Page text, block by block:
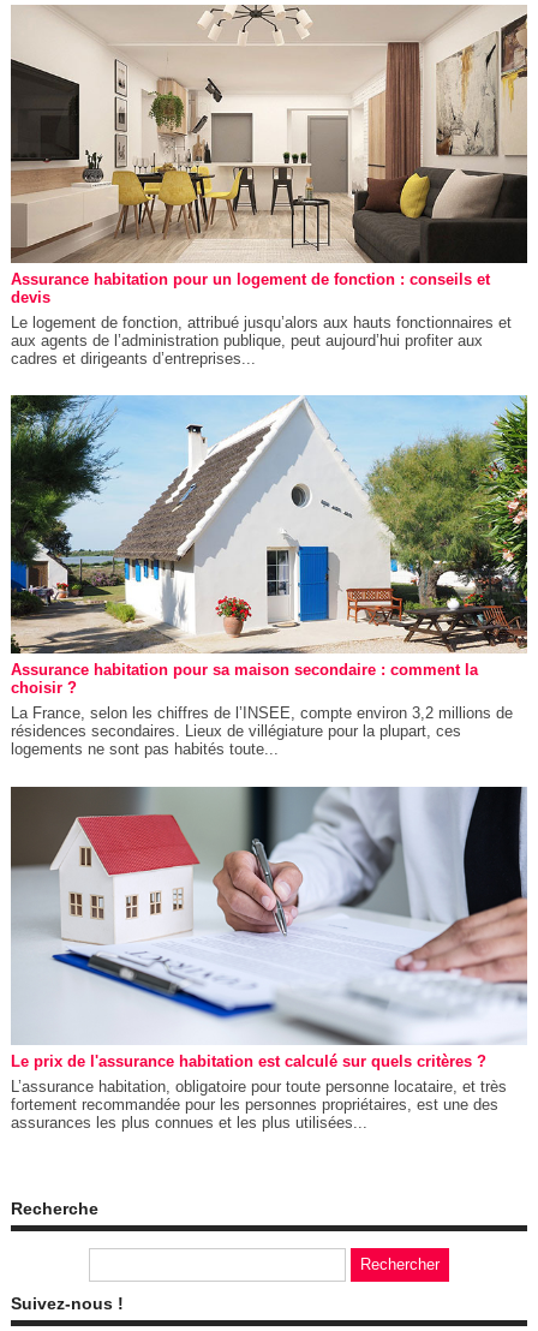
Assurance habitation pour un logement de fonction : conseils et
devis
Le logement de fonction, attribué jusqu’alors aux hauts fonctionnaires et
aux agents de l’administration publique, peut aujourd’hui profiter aux
cadres et dirigeants d’entreprises...
Assurance habitation pour sa maison secondaire : comment la
choisir ?
La France, selon les chiffres de l’INSEE, compte environ 3,2 millions de
résidences secondaires. Lieux de villégiature pour la plupart, ces
logements ne sont pas habités toute...
Le prix de l'assurance habitation est calculé sur quels critères ?
L’assurance habitation, obligatoire pour toute personne locataire, et très
fortement recommandée pour les personnes propriétaires, est une des
assurances les plus connues et les plus utilisées...
Recherche
Suivez-nous !